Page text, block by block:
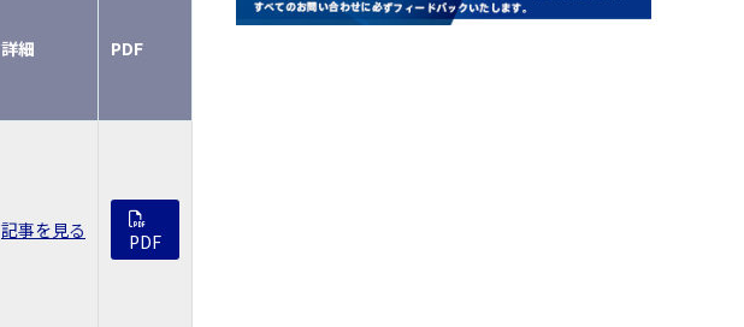
詳細 PDF
記事を見る PDF